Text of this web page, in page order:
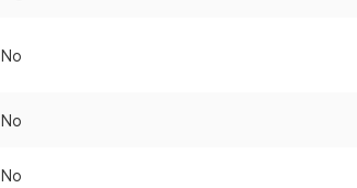
No
No
No